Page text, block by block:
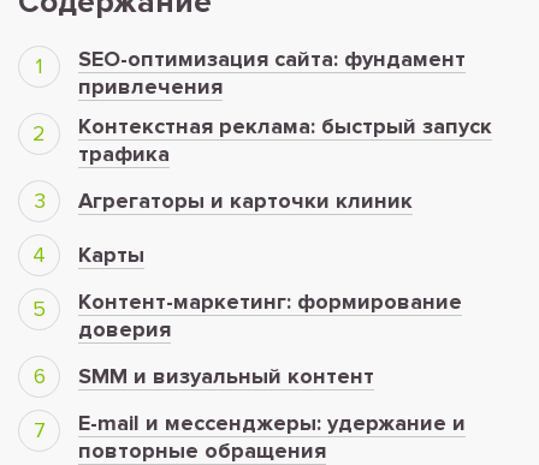
SEO-оптимизация сайта: фундамент
привлечения
Контекстная реклама: быстрый запуск
трафика
Агрегаторы и карточки клиник
Карты
Контент-маркетинг: формирование
доверия
SMM и визуальный контент
E-mail и мессенджеры: удержание и
повторные обращения